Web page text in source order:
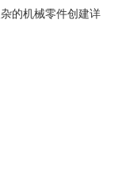
的机械零件创建详